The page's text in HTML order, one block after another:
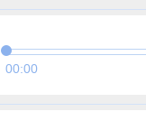
00:00